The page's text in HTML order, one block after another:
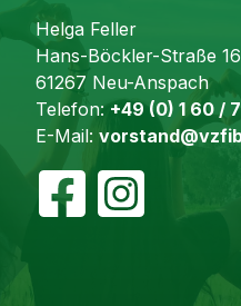
Helga Feller
Hans-Böckler-Straße 16
61267 Neu-Anspach
Telefon: +49 (0) 1 60 /
E-Mail: